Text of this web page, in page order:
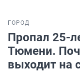
ГОРОД
Пропал 25-
Тюмени.
выходит на